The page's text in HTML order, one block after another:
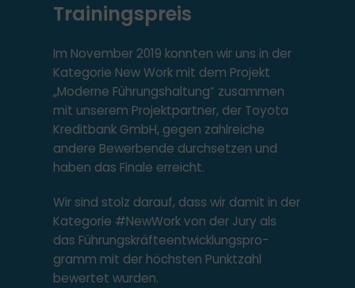
Trainingspreis
Im November 2019 konnten wir uns in der
Kategorie New Work mit dem Projekt
„Moderne Führungshaltung“ zusammen
mit unserem Projektpartner, der Toyota
Kreditbank GmbH, gegen zahlreiche
andere Bewerbende durchsetzen und
haben das Finale erreicht.
Wir sind stolz darauf, dass wir damit in der
Kategorie #NewWork von der Jury als
das Führungs­kräfte­ent­wick­lungs­pro­
gramm mit der höchsten Punktzahl
bewertet wurden.